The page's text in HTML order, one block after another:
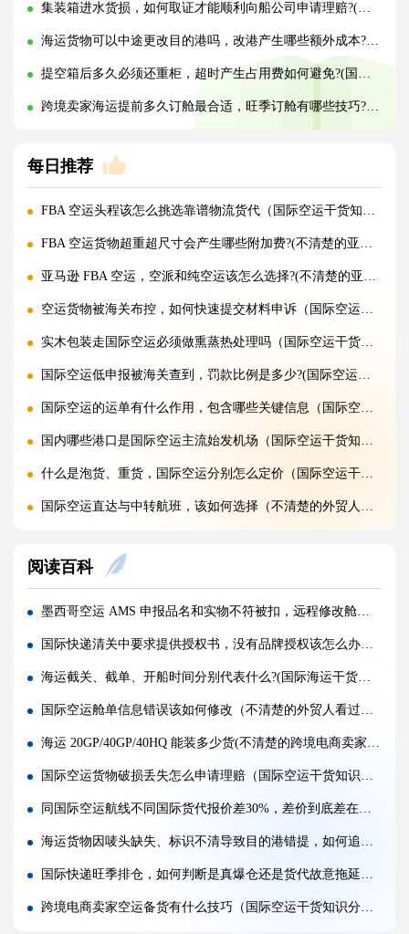
集装箱进水货损，如何取证才能顺利向船公司申请理赔?(国际海运干货知识分享)
海运货物可以中途更改目的港吗，改港产生哪些额外成本?(国际海运干货知识分享)
提空箱后多久必须还重柜，超时产生占用费如何避免?(国际海运干货知识分享)
跨境卖家海运提前多久订舱最合适，旺季订舱有哪些技巧?(国际海运干货知识分享)
每日推荐
FBA 空运头程该怎么挑选靠谱物流货代（国际空运干货知识分享）
FBA 空运货物超重超尺寸会产生哪些附加费?(不清楚的亚马逊卖家看过来)
亚马逊 FBA 空运，空派和纯空运该怎么选择?(不清楚的亚马逊卖家看过来)
空运货物被海关布控，如何快速提交材料申诉（国际空运干货知识分享）
实木包装走国际空运必须做熏蒸热处理吗（国际空运干货知识分享）
国际空运低申报被海关查到，罚款比例是多少?(国际空运干货知识分享)
国际空运的运单有什么作用，包含哪些关键信息（国际空运干货知识分享）
国内哪些港口是国际空运主流始发机场（国际空运干货知识分享）
什么是泡货、重货，国际空运分别怎么定价（国际空运干货知识分享）
国际空运直达与中转航班，该如何选择（不清楚的外贸人看过来）
国际空运直达与中转航班，该如何选择（国际快递干货知识分享）
国际空运完整运输流程分为哪几个步骤（国际空运干货知识分享）
国际空运和国际快递到底有哪些核心区别（国际物流干货知识分享）
跨境卖家亚马逊 FBA 发货用什么国际快递渠道?(亚马逊卖家必看篇)
加急国际快递真的能提速吗，靠谱吗?(国际快递干货知识分享)
旺季国际快递大面积延误该怎么提前规避?(国际快递干货知识分享)
国际快递迟迟不更新物流，是什么原因造成的?(国际快递干货知识分享)
国际快递清关失败，包裹会原路退回吗?(国际快递干货知识分享)
电子产品、电池走国际快递有什么特殊要求?(不清楚的外贸人看过来)
阅读百科
墨西哥空运 AMS 申报品名和实物不符被扣，远程修改舱单时效与所需资料（国际空运干货知识分享）
国际快递清关中要求提供授权书，没有品牌授权该怎么办（国际快递干货知识分享）
海运截关、截单、开船时间分别代表什么?(国际海运干货知识分享)
国际空运舱单信息错误该如何修改（不清楚的外贸人看过来）
海运 20GP/40GP/40HQ 能装多少货(不清楚的跨境电商卖家看过来)
国际空运货物破损丢失怎么申请理赔（国际空运干货知识分享）
同国际空运航线不同国际货代报价差30%，差价到底差在哪些环节（跨境电商卖家请注意）
海运货物因唛头缺失、标识不清导致目的港错提，如何追回货柜（国际海运干货知识分享）
国际快递旺季排仓，如何判断是真爆仓还是货代故意拖延（国际快递干货知识分享）
跨境电商卖家空运备货有什么技巧（国际空运干货知识分享）